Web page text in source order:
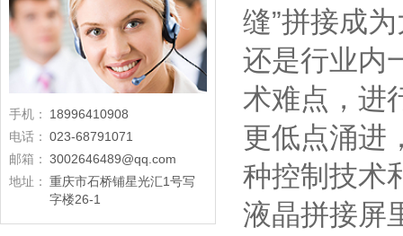
手机：
18996410908
电话： 023-68791071
邮箱： 3002646489@qq.com
地址： 重庆市石桥铺星光汇1号写
字楼26-1
缝”拼接成
还是行业内
术难点，进
更低点涌进
种控制技术
液晶拼接屏